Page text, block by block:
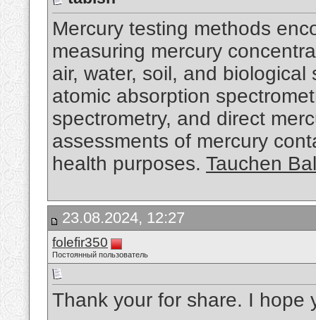
Mercury testing methods
measuring mercury
air, water, soil, and
atomic absorption
spectrometry, and direct
assessments of mercury
health purposes. Tauchen
23.08.2024, 12:27
folefir350
Постоянный пользователь
Thank your for share. I hope